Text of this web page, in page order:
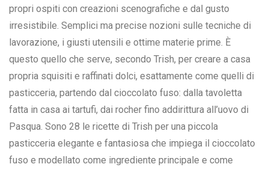
propri ospiti con creazioni scenografiche e dal gusto
irresistibile. Semplici ma precise nozioni sulle tecniche di
lavorazione, i giusti utensili e ottime materie prime. È
questo quello che serve, secondo Trish, per creare a casa
propria squisiti e raffinati dolci, esattamente come quelli di
pasticceria, partendo dal cioccolato fuso: dalla tavoletta
fatta in casa ai tartufi, dai rocher fino addirittura all’uovo di
Pasqua. Sono 28 le ricette di Trish per una piccola
pasticceria elegante e fantasiosa che impiega il cioccolato
fuso e modellato come ingrediente principale e come